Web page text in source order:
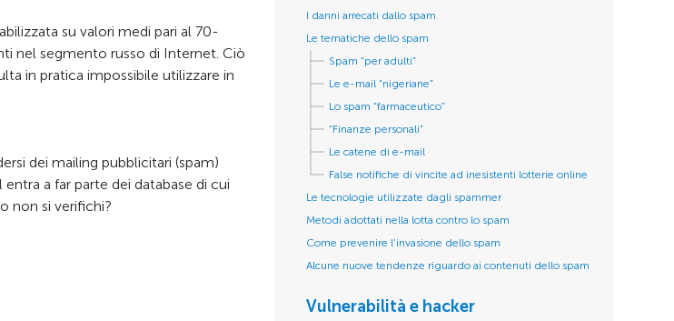
su valori medi pari al 70-
nel segmento russo di Internet. Ciò
in pratica impossibile utilizzare in
dei mailing pubblicitari (spam)
a far parte dei database di cui
non si verifichi?
I danni arrecati dallo spam
Le tematiche dello spam
Spam “per adulti”
Le e-mail “nigeriane”
Lo spam “farmaceutico”
“Finanze personali”
Le catene di e-mail
False notifiche di vincite ad inesistenti lotterie online
Le tecnologie utilizzate dagli spammer
Metodi adottati nella lotta contro lo spam
Come prevenire l’invasione dello spam
Alcune nuove tendenze riguardo ai contenuti dello spam
Vulnerabilità e hacker